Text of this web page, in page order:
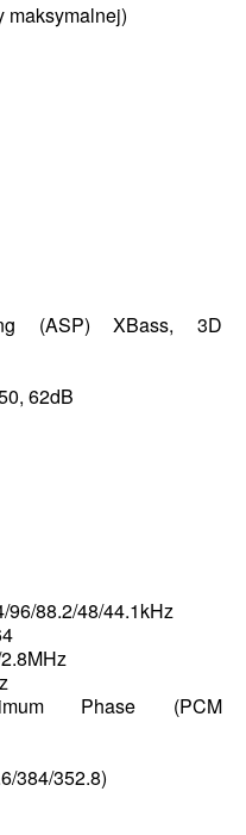
maksymalnej)
(ASP) XBass, 3D
62dB
96/88.2/48/44.1kHz
128/64
(PCM
384/352.8)